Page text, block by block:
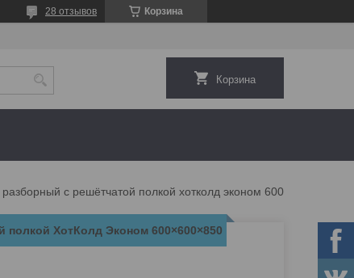
Корзина
28 отзывов
Корзина
ХотКолд Эконом 600×600×850